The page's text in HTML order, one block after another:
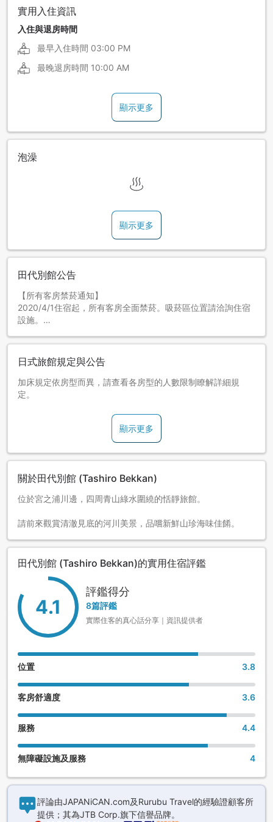
實用入住資訊
入住與退房時間
最早入住時間 03:00 PM
最晚退房時間 10:00 AM
顯示更多
泡澡
顯示更多
田代別館公告
【所有客房禁菸通知】
2020/4/1住宿起，所有客房全面禁菸。吸菸區位置請洽詢住宿
設施。
日式旅館規定與公告
加床規定依房型而異，請查看各房型的人數限制瞭解詳細規
定。
顯示更多
關於田代別館 (Tashiro Bekkan)
位於宮之浦川邊，四周青山綠水圍繞的恬靜旅館。
請前來觀賞清澈見底的河川美景，品嚐新鮮山珍海味佳餚。
田代別館 (Tashiro Bekkan)的實用住宿評鑑
4.1
評鑑得分
8篇評鑑
實際住客的真心話分享｜資訊提供者
位置 3.8
客房舒適度 3.6
服務 4.4
無障礙設施及服務 4
評論由JAPANiCAN.com及Rurubu Travel的經驗證顧客所
提供；其為JTB Corp.旗下信譽品牌。